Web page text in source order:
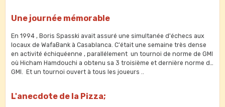
Une journée mémorable
En 1994 , Boris Spasski avait assuré une simultanée d'échecs aux
locaux de WafaBank à Casablanca. C'était une semaine très dense
en activité échiquéenne , parallélement un tournoi de norme de GMI
où Hicham Hamdouchi a obtenu sa 3 troisième et dernière norme de
GMI. Et un tournoi ouvert à tous les joueurs ..
L'anecdote de la Pizza;